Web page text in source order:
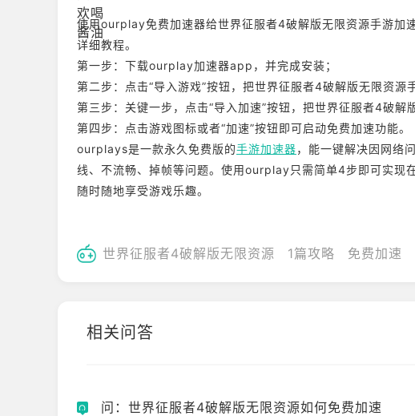
使用ourplay免费加速器给世界征服者4破解版无限资源手游加
详细教程。
第一步：下载ourplay加速器app，并完成安装；
第二步：点击“导入游戏”按钮，把世界征服者4破解版无限资
第三步：关键一步，点击“导入加速”按钮，把世界征服者4破解
第四步：点击游戏图标或者“加速”按钮即可启动免费加速功能。
ourplays是一款永久免费版的手游加速器，能一键解决因网络
线、不流畅、掉帧等问题。使用ourplay只需简单4步即可实现
随时随地享受游戏乐趣。
世界征服者4破解版无限资源 1篇攻略 免费加速
相关问答
Q 问：世界征服者4破解版无限资源如何免费加速